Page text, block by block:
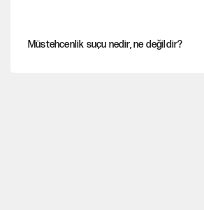
Müstehcenlik suçu nedir, ne değildir?